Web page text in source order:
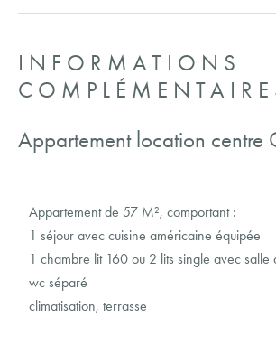
INFORMATIONS
Appartement location centre
Appartement de 57 M², comportant :
1 séjour avec cuisine américaine équipée
1 chambre lit 160 ou 2 lits single avec salle
wc séparé
climatisation, terrasse